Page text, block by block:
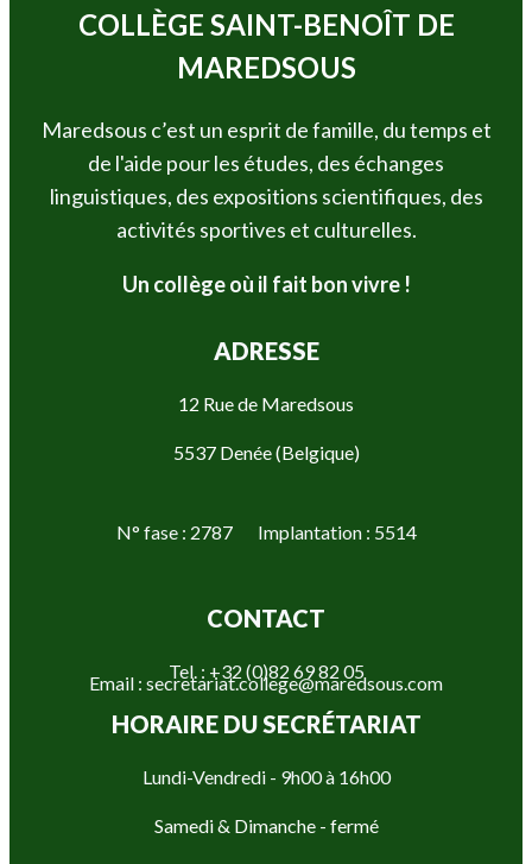
COLLÈGE SAINT-BENOÎT DE
MAREDSOUS
Maredsous c’est un esprit de famille, du temps et
de l'aide pour les études, des échanges
linguistiques, des expositions scientifiques, des
activités sportives et culturelles.
Un collège où il fait bon vivre !
ADRESSE
12 Rue de Maredsous
5537 Denée (Belgique)
N° fase : 2787 Implantation : 5514
CONTACT
Tel. : +32 (0)82 69 82 05
Email : secretariat.college@maredsous.com
HORAIRE DU SECRÉTARIAT
Lundi-Vendredi - 9h00 à 16h00
Samedi & Dimanche - fermé